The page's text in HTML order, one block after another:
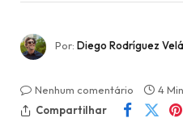
Por: Diego Rodríguez
Nenhum comentário
4
Compartilhar